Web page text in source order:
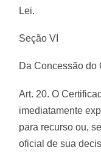
Lei.
Seção VI
Da Concessão do
Art. 20. O
imediatamente
para recurso ou,
oficial de sua